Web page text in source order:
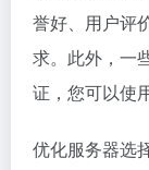
誉好、用户评
求。此外，一
证，您可以使
优化服务器选